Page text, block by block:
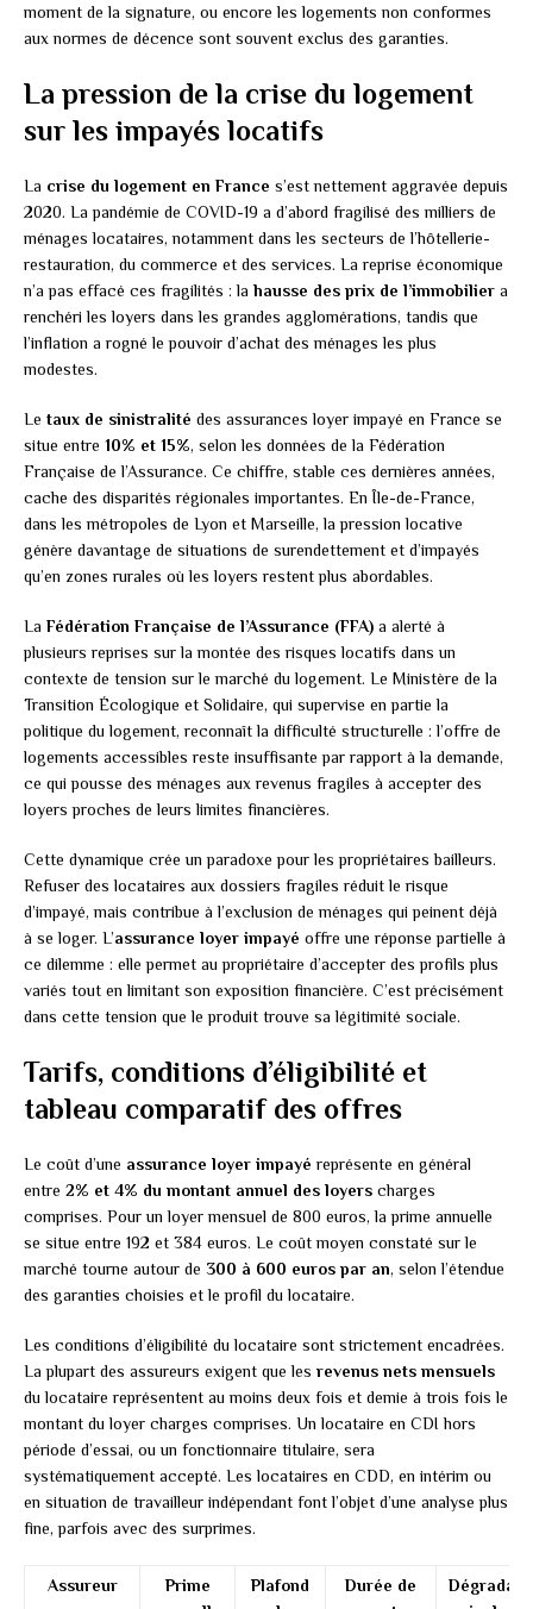
moment de la signature, ou encore les logements non conformes
aux normes de décence sont souvent exclus des garanties.
La pression de la crise du logement
sur les impayés locatifs
La crise du logement en France s’est nettement aggravée depuis
2020. La pandémie de COVID-19 a d’abord fragilisé des milliers de
ménages locataires, notamment dans les secteurs de l’hôtellerie-
restauration, du commerce et des services. La reprise économique
n’a pas effacé ces fragilités : lahausse des prix de l’immobilier a
renchéri les loyers dans les grandes agglomérations, tandis que
l’inflation a rogné le pouvoir d’achat des ménages les plus
modestes.
Le taux de sinistralité des assurances loyer impayé en France se
situe entre 10% et 15%, selon les données de la Fédération
Française de l’Assurance. Ce chiffre, stable ces dernières années,
cache des disparités régionales importantes. En Île-de-France,
dans les métropoles de Lyon et Marseille, la pression locative
génère davantage de situations de surendettement et d’impayés
qu’en zones rurales où les loyers restent plus abordables.
La Fédération Française de l’Assurance (FFA) a alerté à
plusieurs reprises sur la montée des risques locatifs dans un
contexte de tension sur le marché du logement. Le Ministère de la
Transition Écologique et Solidaire, qui supervise en partie la
politique du logement, reconnaît la difficulté structurelle : l’offre de
logements accessibles reste insuffisante par rapport à la demande,
ce qui pousse des ménages aux revenus fragiles à accepter des
loyers proches de leurs limites financières.
Cette dynamique crée un paradoxe pour les propriétaires bailleurs.
Refuser des locataires aux dossiers fragiles réduit le risque
d’impayé, mais contribue à l’exclusion de ménages qui peinent déjà
à se loger. L’assurance loyer impayé offre une réponse partielle à
ce dilemme : elle permet au propriétaire d’accepter des profils plus
variés tout en limitant son exposition financière. C’est précisément
dans cette tension que le produit trouve sa légitimité sociale.
Tarifs, conditions d’éligibilité et
tableau comparatif des offres
Le coût d’une assurance loyer impayé représente en général
entre 2% et 4% du montant annuel des loyers charges
comprises. Pour un loyer mensuel de 800 euros, la prime annuelle
se situe entre 192 et 384 euros. Le coût moyen constaté sur le
marché tourne autour de 300 à 600 euros par an, selon l’étendue
des garanties choisies et le profil du locataire.
Les conditions d’éligibilité du locataire sont strictement encadrées.
La plupart des assureurs exigent que les revenus nets mensuels
du locataire représentent au moins deux fois et demie à trois fois le
montant du loyer charges comprises. Un locataire en CDI hors
période d’essai, ou un fonctionnaire titulaire, sera
systématiquement accepté. Les locataires en CDD, en intérim ou
en situation de travailleur indépendant font l’objet d’une analyse plus
fine, parfois avec des surprimes.
Assureur
Prime
Plafond
Durée de